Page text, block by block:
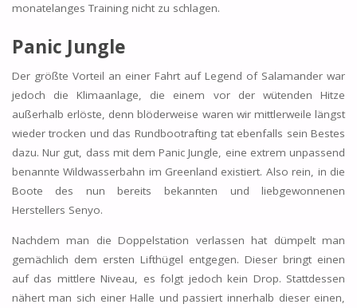
monatelanges Training nicht zu schlagen.
Panic Jungle
Der größte Vorteil an einer Fahrt auf Legend of Salamander war
jedoch die Klimaanlage, die einem vor der wütenden Hitze
außerhalb erlöste, denn blöderweise waren wir mittlerweile längst
wieder trocken und das Rundbootrafting tat ebenfalls sein Bestes
dazu. Nur gut, dass mit dem Panic Jungle, eine extrem unpassend
benannte Wildwasserbahn im Greenland existiert. Also rein, in die
Boote des nun bereits bekannten und liebgewonnenen
Herstellers Senyo.
Nachdem man die Doppelstation verlassen hat dümpelt man
gemächlich dem ersten Lifthügel entgegen. Dieser bringt einen
auf das mittlere Niveau, es folgt jedoch kein Drop. Stattdessen
nähert man sich einer Halle und passiert innerhalb dieser einen,